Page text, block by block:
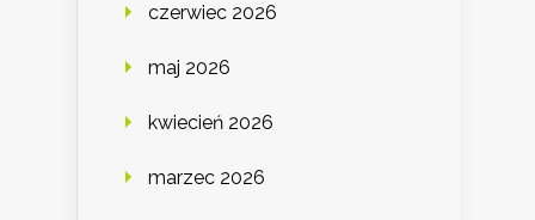
czerwiec 2026
maj 2026
kwiecień 2026
marzec 2026